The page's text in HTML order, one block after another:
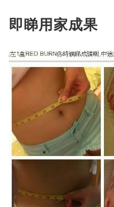
即睇用家成果